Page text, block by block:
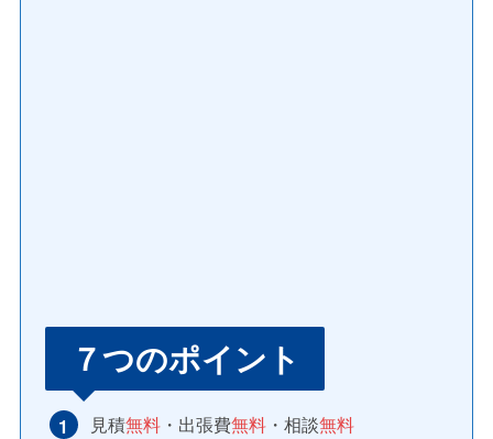
７つのポイント
見積無料・出張費無料・相談無料